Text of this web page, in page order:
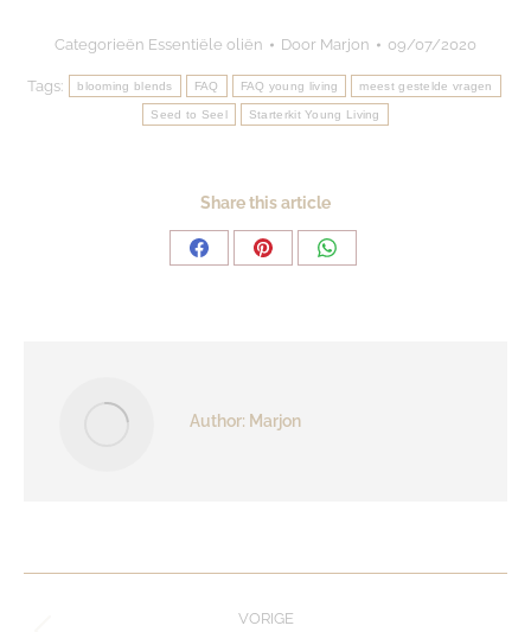
Categorieën Essentiële oliën Door Marjon 09/07/2020
Tags: blooming blends FAQ FAQ young living meest gestelde vragen
Seed to Seel Starterkit Young Living
Share this article
Share Share Share
Author: Marjon
VORIGE